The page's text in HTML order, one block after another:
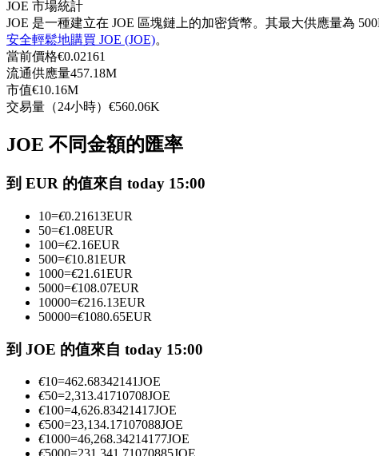
USDC永續
多種以USDC結算的永續合約
跟單
與頂尖交易專家同行
JOE 市場統計
JOE 是一種建立在 JOE 區塊鏈上的加密貨幣。其最大供應量為
安全輕鬆地購買 JOE (JOE)。
當前價格€0.02161
流通供應量457.18M
市值€10.16M
交易量（24小時） €560.06K
JOE 不同金額的匯率
到 EUR 的值來自 today 15:00
10=€0.21613EUR
50=€1.08EUR
100=€2.16EUR
500=€10.81EUR
1000=€21.61EUR
5000=€108.07EUR
10000=€216.13EUR
50000=€1080.65EUR
到 JOE 的值來自 today 15:00
€10=462.68342141JOE
€50=2,313.41710708JOE
€100=4,626.83421417JOE
€500=23,134.17107088JOE
€1000=46,268.34214177JOE